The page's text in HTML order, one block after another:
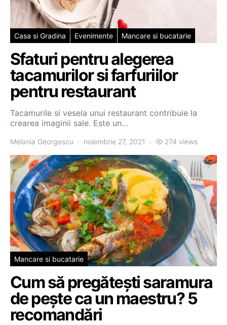
Casa si Gradina Evenimente Mancare si bucatarie
Sfaturi pentru alegerea
tacamurilor si farfuriilor
pentru restaurant
Tacamurile si vesela unui restaurant contribuie la
crearea imaginii sale. Este un…
Melania Georgescu noiembrie 27, 2021 274 views
Mancare si bucatarie
Cum să pregătești saramura
de pește ca un maestru? 5
recomandări